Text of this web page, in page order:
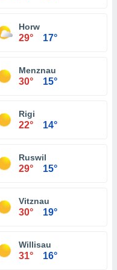
Horw
29° 17°
Menznau
30° 15°
Rigi
22° 14°
Ruswil
29° 15°
Vitznau
30° 19°
Willisau
31° 16°